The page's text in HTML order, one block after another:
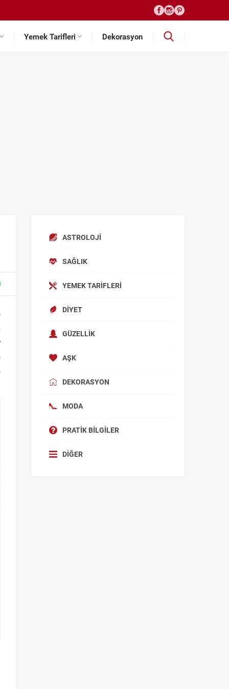
Yemek Tarifleri Dekorasyon
ASTROLOJI
SAĞLIK
YEMEK TARIFLERI
DIYET
GÜZELLIK
AŞK
DEKORASYON
MODA
PRATIK BILGILER
DIĞER